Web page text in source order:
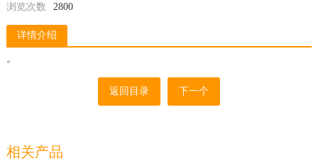
浏览次数
2800
详情介绍
。
返回目录 下一个
相关产品